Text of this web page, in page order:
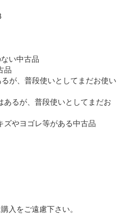
い中古品
品
が、普段使いとしてまだお使い
あるが、普段使いとしてまだお
ズやヨゴレ等がある中古品
入をご遠慮下さい。